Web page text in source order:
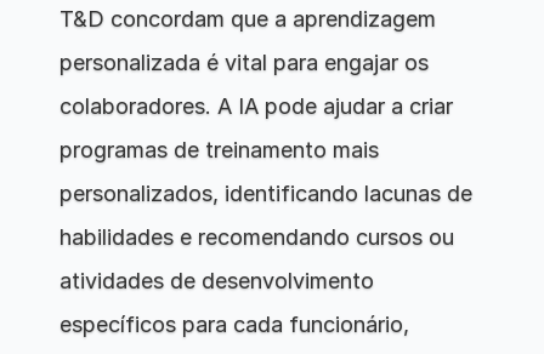
T&D concordam que a aprendizagem
personalizada é vital para engajar os
colaboradores. A IA pode ajudar a criar
programas de treinamento mais
personalizados, identificando lacunas de
habilidades e recomendando cursos ou
atividades de desenvolvimento
específicos para cada funcionário,